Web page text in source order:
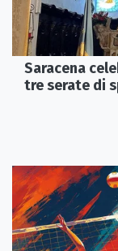
Saracena
tre serate di